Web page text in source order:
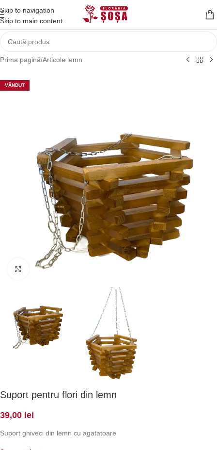
Skip to navigation
Skip to main content
Prima pagină/Articole lemn
VÂNDUT
Click to enlarge
Suport pentru flori din lemn
39,00 lei
Suport ghiveci din lemn cu agatatoare